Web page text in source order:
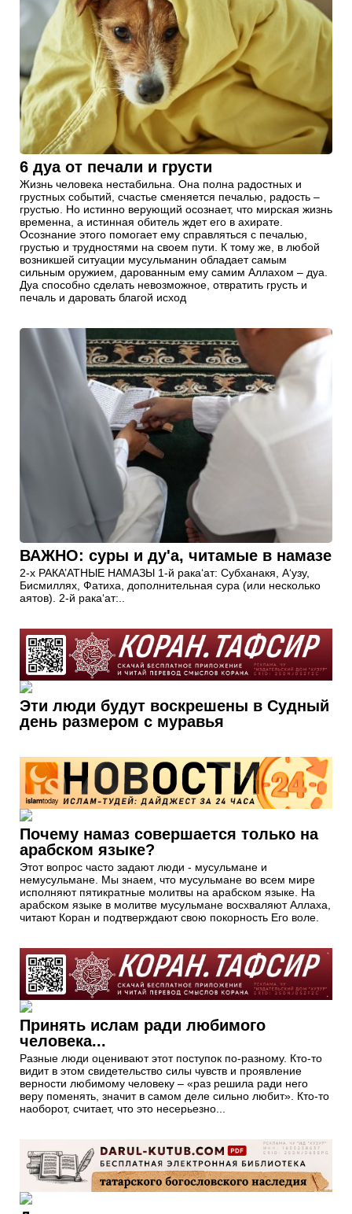
6 дуа от печали и грусти
Жизнь человека нестабильна. Она полна радостных и
грустных событий, счастье сменяется печалью, радость –
грустью. Но истинно верующий осознает, что мирская жизнь
временна, а истинная обитель ждет его в ахирате.
Осознание этого помогает ему справляться с печалью,
грустью и трудностями на своем пути. К тому же, в любой
возникшей ситуации мусульманин обладает самым
сильным оружием, дарованным ему самим Аллахом – дуа.
Дуа способно сделать невозможное, отвратить грусть и
печаль и даровать благой исход
ВАЖНО: суры и ду'а, читамые в намазе
2-х РАКА’АТНЫЕ НАМАЗЫ 1-й рака‘ат: Субханакя, А‘узу,
Бисмиллях, Фатиха, дополнительная сура (или несколько
аятов). 2-й рака‘ат:..
Эти люди будут воскрешены в Судный
день размером с муравья
Почему намаз совершается только на
арабском языке?
Этот вопрос часто задают люди - мусульмане и
немусульмане. Мы знаем, что мусульмане во всем мире
исполняют пятикратные молитвы на арабском языке. На
арабском языке в молитве мусульмане восхваляют Аллаха,
читают Коран и подтверждают свою покорность Его воле.
Принять ислам ради любимого
человека...
Разные люди оценивают этот поступок по-разному. Кто-то
видит в этом свидетельство силы чувств и проявление
верности любимому человеку – «раз решила ради него
веру поменять, значит в самом деле сильно любит». Кто-то
наоборот, считает, что это несерьезно...